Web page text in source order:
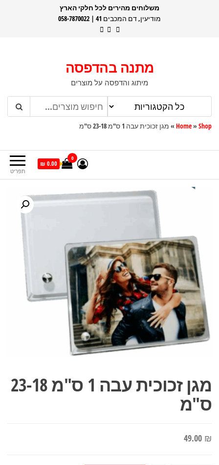
משלוחים מהירים לכל חלקי הארץ
מודיעין, דם המכבים 41 | 058-7870022
מתנה בהדפסה
מיתוג והדפסה על מוצרים
Home» Shop
» מגן זכוכית עבה 1 ס"מ 23-18 ס"מ
תפריט
0
0.00 ₪
מגן זכוכית עבה 1 ס"מ 23-18
ס"מ
49.00 ₪